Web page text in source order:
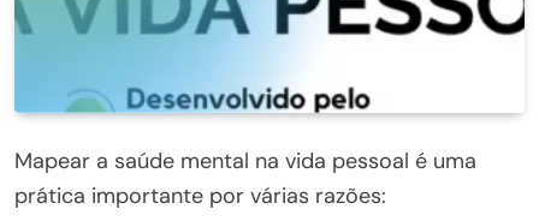
Mapear a saúde mental na vida pessoal é uma
prática importante por várias razões: